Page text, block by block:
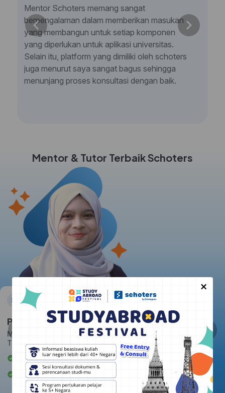
Mentor Schoters memang sangat
berpengalaman dalam memberikan masukan
yang membangun untuk setiap komponen
yang diperlukan untuk aplikasi universitas.
Selain itu, platform yang dimiliki oleh schoters
juga menurut saya sangat bagus sehingga
menunjang proses konsultasi dengan baik.
Mentor & Tutor Terbaik Schoters
Pratiwi
Massachusetts Institute of
Technology
Awardee Beasiswa LPDP
Berpengalaman mengajar 2+
tahun
×